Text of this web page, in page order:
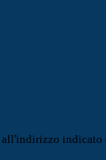
indicato